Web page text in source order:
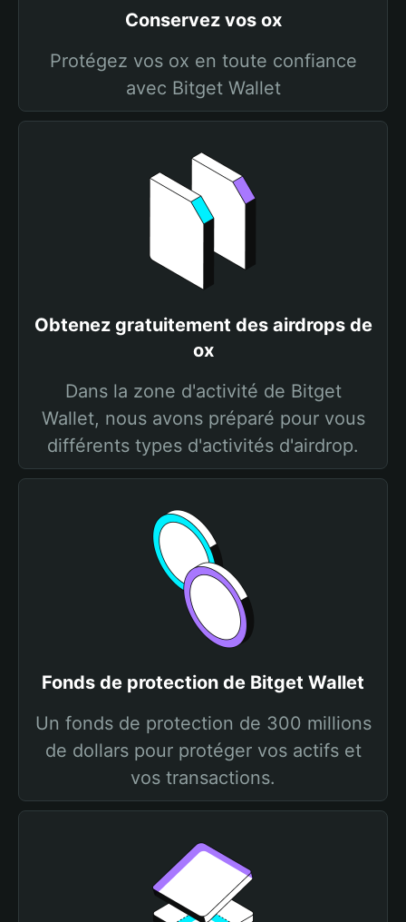
Conservez vos ox
Protégez vos ox en toute confiance
avec Bitget Wallet
Obtenez gratuitement des airdrops de
ox
Dans la zone d'activité de Bitget
Wallet, nous avons préparé pour vous
différents types d'activités d'airdrop.
Fonds de protection de Bitget Wallet
Un fonds de protection de 300 millions
de dollars pour protéger vos actifs et
vos transactions.